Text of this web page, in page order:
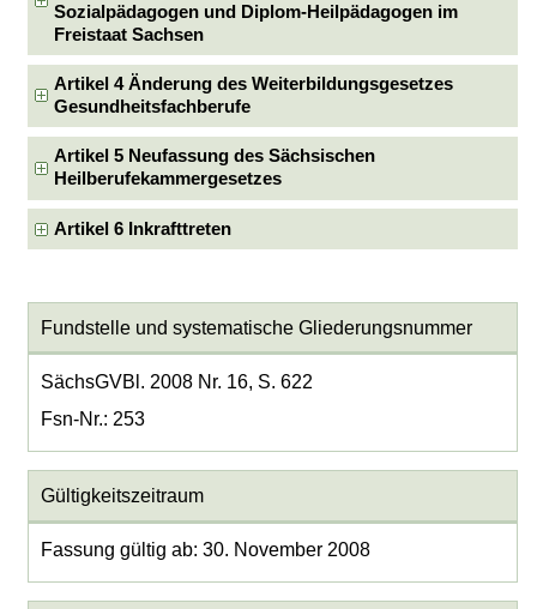
Sozialpädagogen und Diplom-Heilpädagogen im
Freistaat Sachsen
Artikel 4 Änderung des Weiterbildungsgesetzes
Gesundheitsfachberufe
Artikel 5 Neufassung des Sächsischen
Heilberufekammergesetzes
Artikel 6 Inkrafttreten
Fundstelle und systematische Gliederungsnummer
SächsGVBl. 2008 Nr. 16, S. 622
Fsn-Nr.: 253
Gültigkeitszeitraum
Fassung gültig ab: 30. November 2008